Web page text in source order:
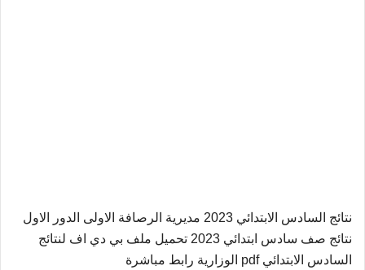
نتائج السادس الابتدائي 2023 مديرية الرصافة الاولى الدور الاول
نتائج صف سادس ابتدائي 2023 تحميل ملف بي دي اف لنتائج
السادس الابتدائي pdf الوزارية رابط مباشرة